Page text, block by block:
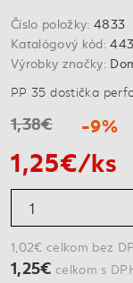
Číslo položky: 4833
Katalógový kód:
Výrobky značky:
PP 35 dostička
1,38€ -9%
1,25€/ks
1,02€ celkom bez
1,25€ celkom s